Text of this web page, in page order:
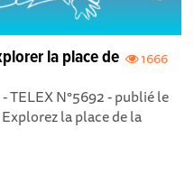
1666
la place de
TELEX N°5692 - publié le
la place de la